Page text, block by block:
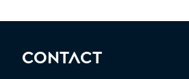
CONTACT